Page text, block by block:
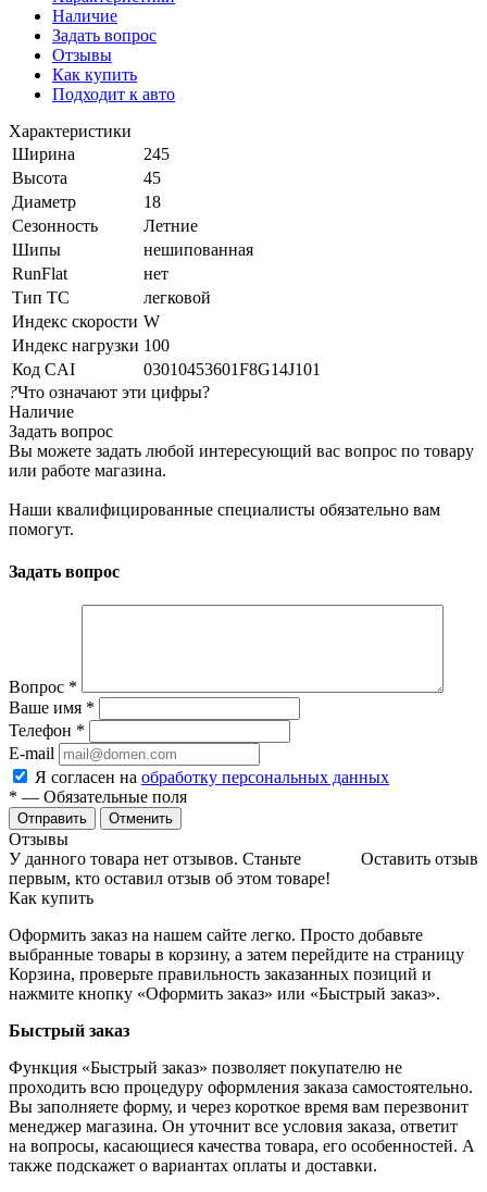
Наличие
Задать вопрос
Отзывы
Как купить
Подходит к авто
Характеристики
Ширина
245
Высота
45
Диаметр
18
Сезонность
Летние
Шипы
нешипованная
RunFlat
нет
Тип ТС
легковой
Индекс скорости W
Индекс нагрузки 100
Код CAI
03010453601F8G14J101
?Что означают эти цифры?
Наличие
Задать вопрос
Вы можете задать любой интересующий вас вопрос по товару
или работе магазина.
Наши квалифицированные специалисты обязательно вам
помогут.
Задать вопрос
Вопрос *
Ваше имя *
Телефон *
E-mail
Я согласен на обработку персональных данных
* — Обязательные поля
Отменить
Отзывы
Оставить отзыв
У данного товара нет отзывов. Станьте
первым, кто оставил отзыв об этом товаре!
Как купить
Оформить заказ на нашем сайте легко. Просто добавьте
выбранные товары в корзину, а затем перейдите на страницу
Корзина, проверьте правильность заказанных позиций и
нажмите кнопку «Оформить заказ» или «Быстрый заказ».
Быстрый заказ
Функция «Быстрый заказ» позволяет покупателю не
проходить всю процедуру оформления заказа самостоятельно.
Вы заполняете форму, и через короткое время вам перезвонит
менеджер магазина. Он уточнит все условия заказа, ответит
на вопросы, касающиеся качества товара, его особенностей. А
также подскажет о вариантах оплаты и доставки.